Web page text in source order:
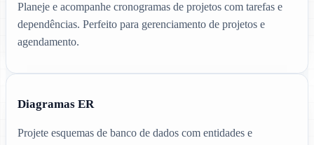
Planeje e acompanhe cronogramas de projetos com tarefas e
dependências. Perfeito para gerenciamento de projetos e
agendamento.
Diagramas ER
Projete esquemas de banco de dados com entidades e